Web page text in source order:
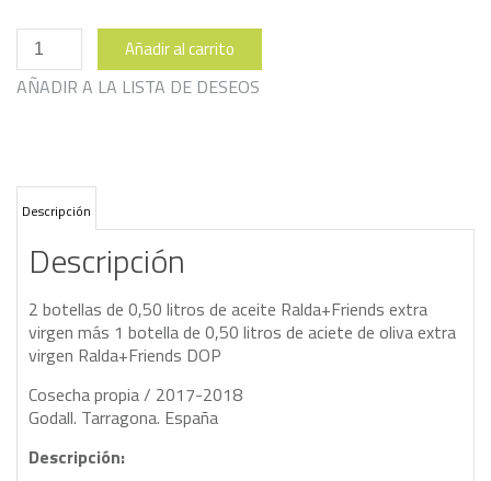
Pack
Descubierta
cantidad
Añadir al carrito
AÑADIR A LA LISTA DE DESEOS
Descripción
Descripción
2 botellas de 0,50 litros de aceite Ralda+Friends extra
virgen más 1 botella de 0,50 litros de aciete de oliva extra
virgen Ralda+Friends DOP
Cosecha propia / 2017-2018
Godall. Tarragona. España
Descripción: